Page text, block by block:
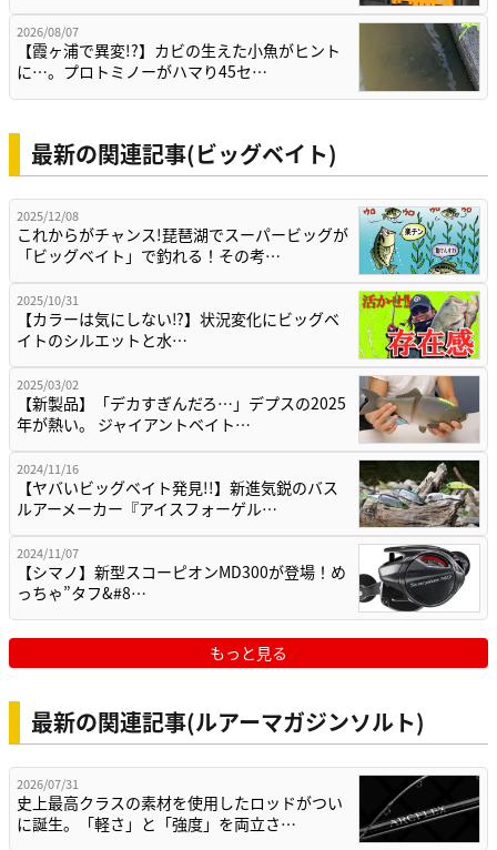
2026/08/07
【霞ヶ浦で異変!?】カビの生えた小魚がヒント
に…。プロトミノーがハマり45セ…
最新の関連記事(ビッグベイト)
2025/12/08
これからがチャンス!琵琶湖でスーパービッグが
「ビッグベイト」で釣れる！その考…
2025/10/31
【カラーは気にしない⁉】状況変化にビッグベ
イトのシルエットと水…
2025/03/02
【新製品】「デカすぎんだろ…」デプスの2025
年が熱い。 ジャイアントベイト…
2024/11/16
【ヤバいビッグベイト発見!!】新進気鋭のバス
ルアーメーカー『アイスフォーゲル…
2024/11/07
【シマノ】新型スコーピオンMD300が登場！め
っちゃ”タフ&#8…
もっと見る
最新の関連記事(ルアーマガジンソルト)
2026/07/31
史上最高クラスの素材を使用したロッドがつい
に誕生。「軽さ」と「強度」を両立さ…